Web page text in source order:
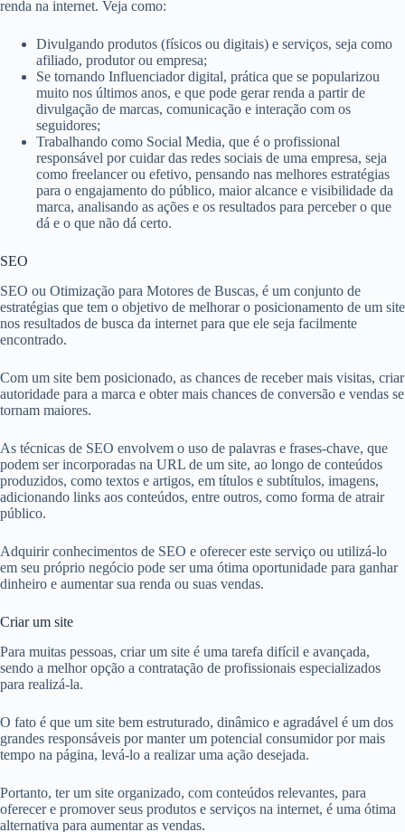
renda na internet. Veja como:
Divulgando produtos (físicos ou digitais) e serviços, seja como
afiliado, produtor ou empresa;
Se tornando Influenciador digital, prática que se popularizou
muito nos últimos anos, e que pode gerar renda a partir de
divulgação de marcas, comunicação e interação com os
seguidores;
Trabalhando como Social Media, que é o profissional
responsável por cuidar das redes sociais de uma empresa, seja
como freelancer ou efetivo, pensando nas melhores estratégias
para o engajamento do público, maior alcance e visibilidade da
marca, analisando as ações e os resultados para perceber o que
dá e o que não dá certo.
SEO
SEO ou Otimização para Motores de Buscas, é um conjunto de
estratégias que tem o objetivo de melhorar o posicionamento de um site
nos resultados de busca da internet para que ele seja facilmente
encontrado.
Com um site bem posicionado, as chances de receber mais visitas, criar
autoridade para a marca e obter mais chances de conversão e vendas se
tornam maiores.
As técnicas de SEO envolvem o uso de palavras e frases-chave, que
podem ser incorporadas na URL de um site, ao longo de conteúdos
produzidos, como textos e artigos, em títulos e subtítulos, imagens,
adicionando links aos conteúdos, entre outros, como forma de atrair
público.
Adquirir conhecimentos de SEO e oferecer este serviço ou utilizá-lo
em seu próprio negócio pode ser uma ótima oportunidade para ganhar
dinheiro e aumentar sua renda ou suas vendas.
Criar um site
Para muitas pessoas, criar um site é uma tarefa difícil e avançada,
sendo a melhor opção a contratação de profissionais especializados
para realizá-la.
O fato é que um site bem estruturado, dinâmico e agradável é um dos
grandes responsáveis por manter um potencial consumidor por mais
tempo na página, levá-lo a realizar uma ação desejada.
Portanto, ter um site organizado, com conteúdos relevantes, para
oferecer e promover seus produtos e serviços na internet, é uma ótima
alternativa para aumentar as vendas.